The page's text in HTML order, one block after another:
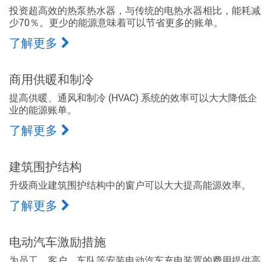
投资超高效的热泵热水器，与传统的电热水器相比，能耗减
少70％。更少的能源意味着可以节省更多的账单。
了解更多
商用供暖和制冷
提高供暖、通风和制冷 (HVAC) 系统的效率可以大大降低企
业的能源账单。
了解更多
建筑围护结构
升级商业建筑围护结构中的窗户可以大大提高能源效率。
了解更多
电动汽车激励措施